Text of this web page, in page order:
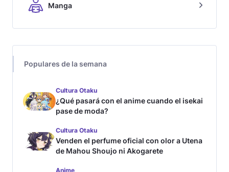
Manga
Populares de la semana
Cultura Otaku
¿Qué pasará con el anime cuando el isekai
pase de moda?
Cultura Otaku
Venden el perfume oficial con olor a Utena
de Mahou Shoujo ni Akogarete
Anime